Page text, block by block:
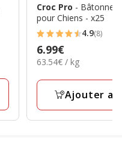
Croc Pro -
pour Chiens - x25
4.9
étoiles
avec
8
4.9(8)
Prix
6.99€
6.99€
63.54€
Kg
63.54€ / kg
Ajouter